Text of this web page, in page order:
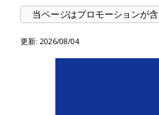
更新: 2026/08/04